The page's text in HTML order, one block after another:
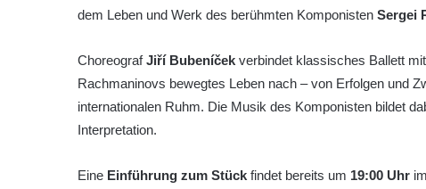
dem Leben und Werk des berühmten Komponisten Sergei
ChoreografJiří Bubeníček verbindet klassisches Ballett
Rachmaninovs bewegtes Leben nach – von Erfolgen und
internationalen Ruhm. Die Musik des Komponisten bildet
Interpretation.
Eine Einführung zum Stück findet bereits um 19:00 Uhr